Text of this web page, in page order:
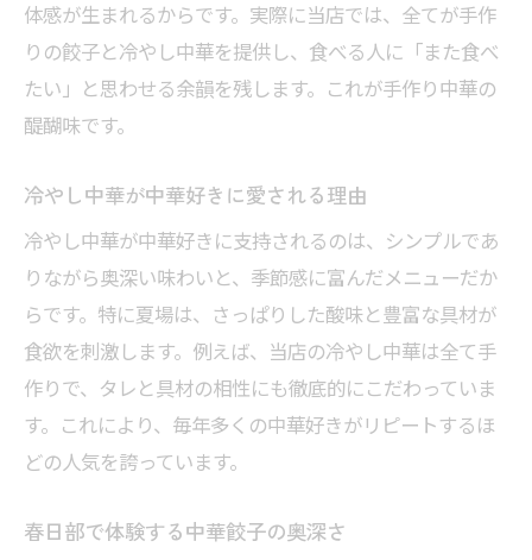
体感が生まれるからです。実際に当店では、全てが手作
りの餃子と冷やし中華を提供し、食べる人に「また食べ
たい」と思わせる余韻を残します。これが手作り中華の
醍醐味です。
冷やし中華が中華好きに愛される理由
冷やし中華が中華好きに支持されるのは、シンプルであ
りながら奥深い味わいと、季節感に富んだメニューだか
らです。特に夏場は、さっぱりした酸味と豊富な具材が
食欲を刺激します。例えば、当店の冷やし中華は全て手
作りで、タレと具材の相性にも徹底的にこだわっていま
す。これにより、毎年多くの中華好きがリピートするほ
どの人気を誇っています。
春日部で体験する中華餃子の奥深さ